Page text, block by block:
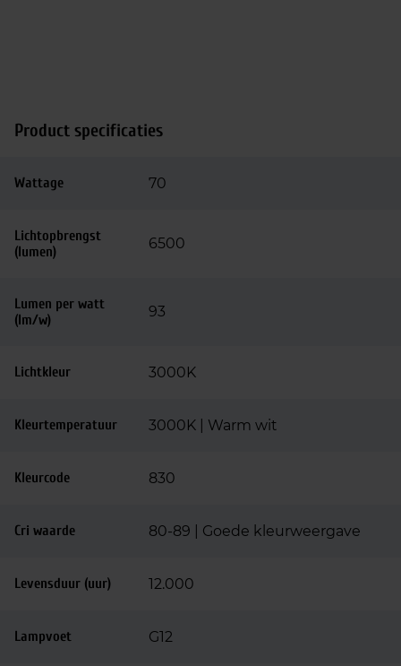
Product specificaties
Wattage 70
Lichtopbrengst
(lumen)
6500
Lumen per watt
(lm/w)
93
Lichtkleur 3000K
Kleurtemperatuur 3000K | Warm wit
Kleurcode 830
Cri waarde 80-89 | Goede kleurweergave
Levensduur (uur) 12.000
Lampvoet G12